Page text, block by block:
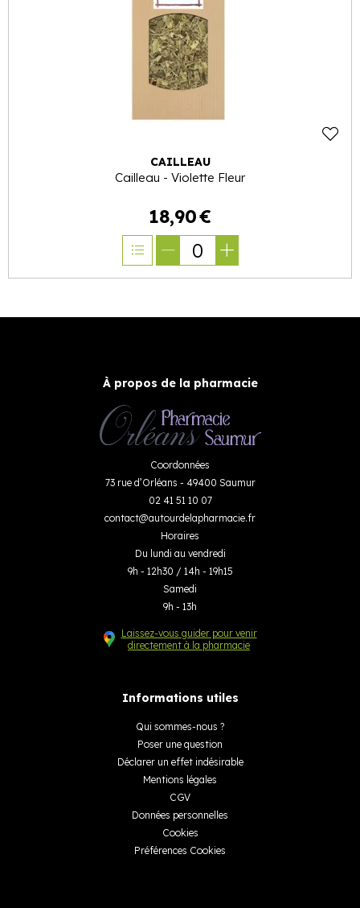
CAILLEAU
Cailleau - Violette Fleur
18,90€
0
À propos de la pharmacie
Coordonnées
73 rue d’Orléans - 49400 Saumur
02 41 51 10 07
contact@autourdelapharmacie.fr
Horaires
Du lundi au vendredi
9h - 12h30 / 14h - 19h15
Samedi
9h - 13h
Laissez-vous guider pour venir
directement à la pharmacie
Informations utiles
Qui sommes-nous ?
Poser une question
Déclarer un effet indésirable
Mentions légales
CGV
Données personnelles
Cookies
Préférences Cookies